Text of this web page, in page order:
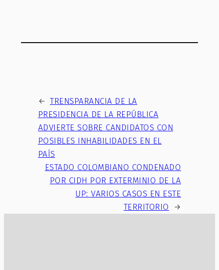
← TRENSPARANCIA DE LA
PRESIDENCIA DE LA REPÚBLICA
ADVIERTE SOBRE CANDIDATOS CON
POSIBLES INHABILIDADES EN EL
PAÍS
ESTADO COLOMBIANO CONDENADO
POR CIDH POR EXTERMINIO DE LA
UP: VARIOS CASOS EN ESTE
TERRITORIO
→